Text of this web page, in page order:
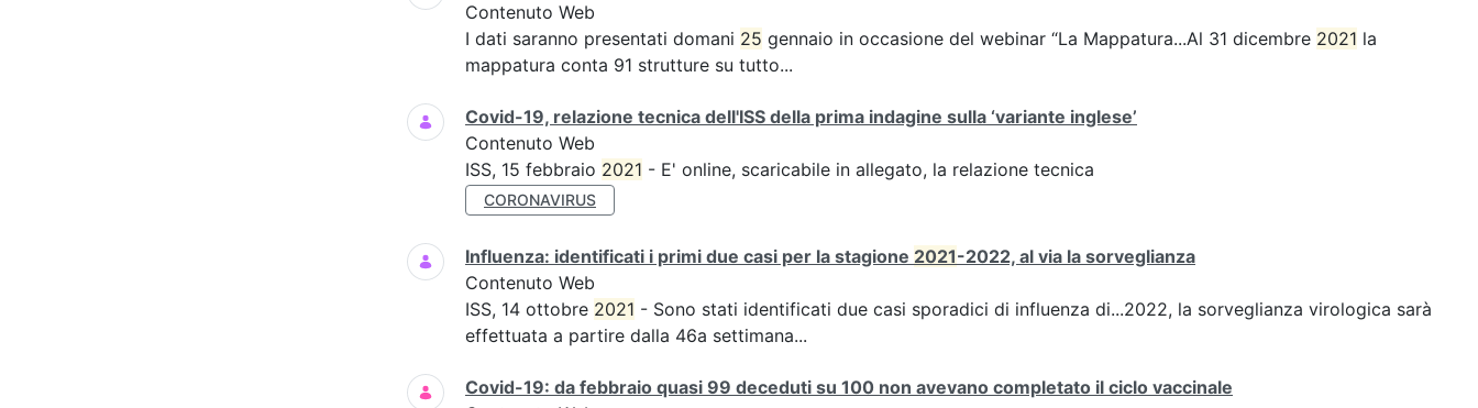
Contenuto Web
I dati saranno presentati domani 25 gennaio in occasione del webinar “La Mappatura...Al 31 dicembre 2021 la
mappatura conta 91 strutture su tutto...
Covid-19, relazione tecnica dell'ISS della prima indagine sulla ‘variante inglese’
Contenuto Web
ISS, 15 febbraio 2021 - E' online, scaricabile in allegato, la relazione tecnica
CORONAVIRUS
Influenza: identificati i primi due casi per la stagione 2021-2022, al via la sorveglianza
Contenuto Web
ISS, 14 ottobre 2021 - Sono stati identificati due casi sporadici di influenza di...2022, la sorveglianza virologica sarà
effettuata a partire dalla 46a settimana...
Covid-19: da febbraio quasi 99 deceduti su 100 non avevano completato il ciclo vaccinale